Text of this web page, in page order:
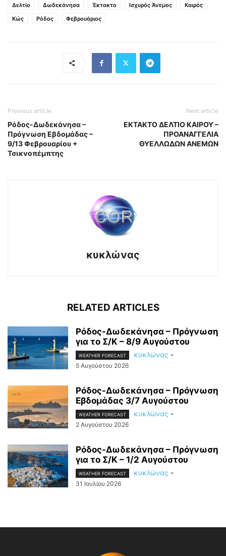
Δελτίο
Δωδεκάνησα Έκτακτο Ισχυρός Άνεμος
Καιρός
Κώς
Ρόδος Φεβρουάριος
Previous article
Ρόδος-Δωδεκάνησα –
Πρόγνωση Εβδομάδας –
9/13 Φεβρουαρίου +
Τσικνοπέμπτης
Next article
ΕΚΤΑΚΤΟ ΔΕΛΤΙΟ ΚΑΙΡΟΥ –
ΠΡΟΑΝΑΓΓΕΛΙΑ
ΘΥΕΛΛΩΔΩΝ ΑΝΕΜΩΝ
κυκλώνας
RELATED ARTICLES
Ρόδος-Δωδεκάνησα – Πρόγνωση
για το Σ/Κ – 8/9 Αυγούστου
WEATHER FORECAST κυκλώνας -
5 Αυγούστου 2026
Ρόδος-Δωδεκάνησα – Πρόγνωση
Εβδομάδας 3/7 Αυγούστου
WEATHER FORECAST κυκλώνας -
2 Αυγούστου 2026
Ρόδος-Δωδεκάνησα – Πρόγνωση
για το Σ/Κ – 1/2 Αυγούστου
WEATHER FORECAST κυκλώνας -
31 Ιουλίου 2026